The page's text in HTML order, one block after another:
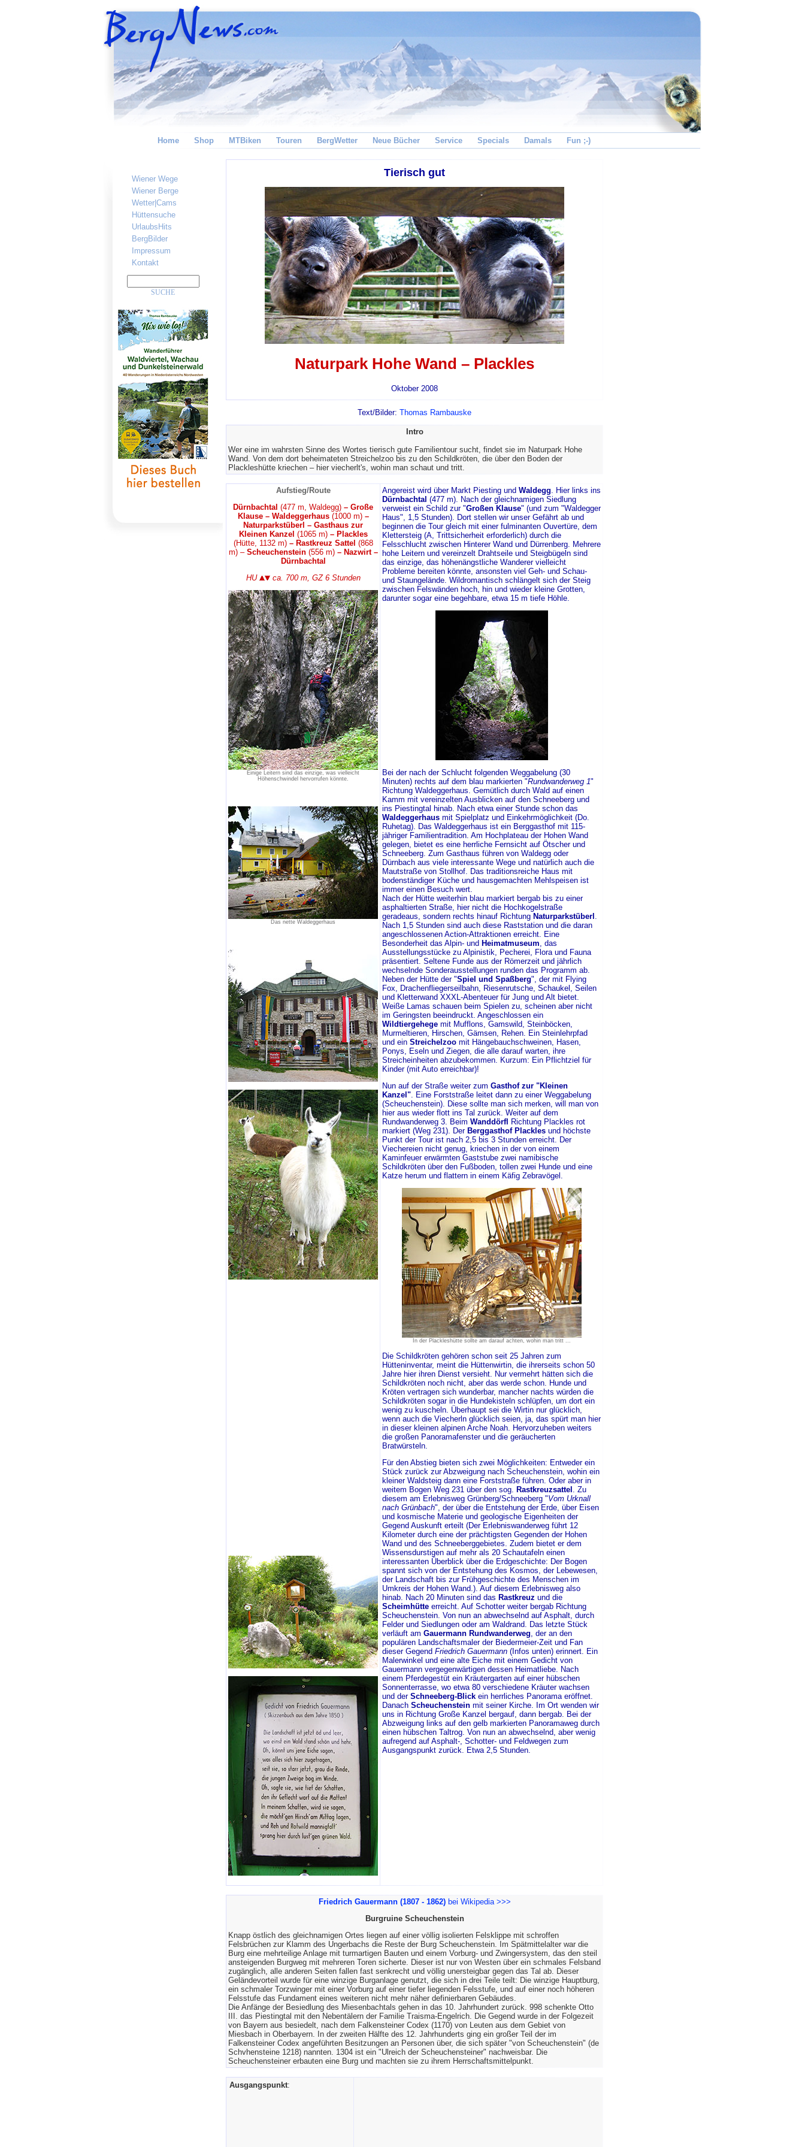
Home Shop MTBiken Touren BergWetter Neue Bücher Service Specials Damals Fun ;-)
Wiener Wege
Wiener Berge
Wetter|Cams
Hüttensuche
UrlaubsHits
BergBilder
Impressum
Kontakt
Tierisch gut
Naturpark Hohe Wand – Plackles
Oktober 2008
Text/Bilder: Thomas Rambauske
Intro
Wer eine im wahrsten Sinne des Wortes tierisch gute Familientour sucht, findet sie im Naturpark Hohe
Wand. Von dem dort beheimateten Streichelzoo bis zu den Schildkröten, die über den Boden der
Plackleshütte kriechen – hier viecherlt's, wohin man schaut und tritt.
Aufstieg/Route
Dürnbachtal (477 m, Waldegg) – Große
Klause – Waldeggerhaus (1000 m)–
Naturparkstüberl – Gasthaus zur
Kleinen Kanzel (1065 m) – Plackles
(Hütte, 1132 m)– Rastkreuz Sattel (868
m) – Scheuchenstein(556 m)– Nazwirt –
Dürnbachtal
HU
ca. 700 m, GZ 6 Stunden
Einige Leitern sind das einzige, was vielleicht
Höhenschwindel hervorrufen könnte.
Das nette Waldeggerhaus
Angereist wird über Markt Piesting und Waldegg. Hier links ins
Dürnbachtal (477 m). Nach der gleichnamigen Siedlung
verweist ein Schild zur "Großen Klause" (und zum "Waldegger
Haus", 1,5 Stunden). Dort stellen wir unser Gefährt ab und
beginnen die Tour gleich mit einer fulminanten Ouvertüre, dem
Klettersteig (A, Trittsicherheit erforderlich) durch die
Felsschlucht zwischen Hinterer Wand und Dürrenberg. Mehrere
hohe Leitern und vereinzelt Drahtseile und Steigbügeln sind
das einzige, das höhenängstliche Wanderer vielleicht
Probleme bereiten könnte, ansonsten viel Geh- und Schau-
und Staungelände. Wildromantisch schlängelt sich der Steig
zwischen Felswänden hoch, hin und wieder kleine Grotten,
darunter sogar eine begehbare, etwa 15 m tiefe Höhle.
Bei der nach der Schlucht folgenden Weggabelung (30
Minuten) rechts auf dem blau markierten "Rundwanderweg 1"
Richtung Waldeggerhaus. Gemütlich durch Wald auf einen
Kamm mit vereinzelten Ausblicken auf den Schneeberg und
ins Piestingtal hinab. Nach etwa einer Stunde schon das
Waldeggerhaus mit Spielplatz und Einkehrmöglichkeit (Do.
Ruhetag). Das Waldeggerhaus ist ein Berggasthof mit 115-
jähriger Familientradition. Am Hochplateau der Hohen Wand
gelegen, bietet es eine herrliche Fernsicht auf Ötscher und
Schneeberg. Zum Gasthaus führen von Waldegg oder
Dürnbach aus viele interessante Wege und natürlich auch die
Mautstraße von Stollhof. Das traditionsreiche Haus mit
bodenständiger Küche und hausgemachten Mehlspeisen ist
immer einen Besuch wert.
Nach der Hütte weiterhin blau markiert bergab bis zu einer
asphaltierten Straße, hier nicht die Hochkogelstraße
geradeaus, sondern rechts hinauf Richtung Naturparkstüberl .
Nach 1,5 Stunden sind auch diese Raststation und die daran
angeschlossenen Action-Attraktionen erreicht. Eine
Besonderheit das Alpin- und Heimatmuseum, das
Ausstellungsstücke zu Alpinistik, Pecherei, Flora und Fauna
präsentiert. Seltene Funde aus der Römerzeit und jährlich
wechselnde Sonderausstellungen runden das Programm ab.
Neben der Hütte der "Spiel und Spaßberg", der mit Flying
Fox, Drachenfliegerseilbahn, Riesenrutsche, Schaukel, Seilen
und Kletterwand XXXL-Abenteuer für Jung und Alt bietet.
Weiße Lamas schauen beim Spielen zu, scheinen aber nicht
im Geringsten beeindruckt. Angeschlossen ein
Wildtiergehege mit Mufflons, Gamswild, Steinböcken,
Murmeltieren, Hirschen, Gämsen, Rehen. Ein Steinlehrpfad
und ein Streichelzoo mit Hängebauchschweinen, Hasen,
Ponys, Eseln und Ziegen, die alle darauf warten, ihre
Streicheinheiten abzubekommen. Kurzum: Ein Pflichtziel für
Kinder (mit Auto erreichbar)!
Nun auf der Straße weiter zum Gasthof zur "Kleinen
Kanzel". Eine Forststraße leitet dann zu einer Weggabelung
(Scheuchenstein). Diese sollte man sich merken, will man von
hier aus wieder flott ins Tal zurück. Weiter auf dem
Rundwanderweg 3. Beim Wanddörfl Richtung Plackles rot
markiert (Weg 231). Der Berggasthof Plackles und höchste
Punkt der Tour ist nach 2,5 bis 3 Stunden erreicht. Der
Viechereien nicht genug, kriechen in der von einem
Kaminfeuer erwärmten Gaststube zwei namibische
Schildkröten über den Fußboden, tollen zwei Hunde und eine
Katze herum und flattern in einem Käfig Zebravögel.
In der Plackleshütte sollte am darauf achten, wohin man tritt ...
Die Schildkröten gehören schon seit 25 Jahren zum
Hütteninventar, meint die Hüttenwirtin, die ihrerseits schon 50
Jahre hier ihren Dienst versieht. Nur vermehrt hätten sich die
Schildkröten noch nicht, aber das werde schon. Hunde und
Kröten vertragen sich wunderbar, mancher nachts würden die
Schildkröten sogar in die Hundekisteln schlüpfen, um dort ein
wenig zu kuscheln. Überhaupt sei die Wirtin nur glücklich,
wenn auch die Viecherln glücklich seien, ja, das spürt man hier
in dieser kleinen alpinen Arche Noah. Hervorzuheben weiters
die großen Panoramafenster und die geräucherten
Bratwürsteln.
Für den Abstieg bieten sich zwei Möglichkeiten: Entweder ein
Stück zurück zur Abzweigung nach Scheuchenstein, wohin ein
kleiner Waldsteig dann eine Forststraße führen. Oder aber in
weitem Bogen Weg 231 über den sog. Rastkreuzsattel . Zu
diesem am Erlebnisweg Grünberg/Schneeberg "Vom Urknall
nach Grünbach", der über die Entstehung der Erde, über Eisen
und kosmische Materie und geologische Eigenheiten der
Gegend Auskunft erteilt (Der Erlebniswanderweg führt 12
Kilometer durch eine der prächtigsten Gegenden der Hohen
Wand und des Schneeberggebietes. Zudem bietet er dem
Wissensdurstigen auf mehr als 20 Schautafeln einen
interessanten Überblick über die Erdgeschichte: Der Bogen
spannt sich von der Entstehung des Kosmos, der Lebewesen,
der Landschaft bis zur Frühgeschichte des Menschen im
Umkreis der Hohen Wand.). Auf diesem Erlebnisweg also
hinab. Nach 20 Minuten sind das Rastkreuz und die
Scheimhütte erreicht. Auf Schotter weiter bergab Richtung
Scheuchenstein. Von nun an abwechselnd auf Asphalt, durch
Felder und Siedlungen oder am Waldrand. Das letzte Stück
verläuft am Gauermann Rundwanderweg, der an den
populären Landschaftsmaler der Biedermeier-Zeit und Fan
dieser Gegend Friedrich Gauermann (Infos unten) erinnert. Ein
Malerwinkel und eine alte Eiche mit einem Gedicht von
Gauermann vergegenwärtigen dessen Heimatliebe. Nach
einem Pferdegestüt ein Kräutergarten auf einer hübschen
Sonnenterrasse, wo etwa 80 verschiedene Kräuter wachsen
und der Schneeberg-Blick ein herrliches Panorama eröffnet.
Danach Scheuchenstein mit seiner Kirche. Im Ort wenden wir
uns in Richtung Große Kanzel bergauf, dann bergab. Bei der
Abzweigung links auf den gelb markierten Panoramaweg durch
einen hübschen Taltrog. Von nun an abwechselnd, aber wenig
aufregend auf Asphalt-, Schotter- und Feldwegen zum
Ausgangspunkt zurück. Etwa 2,5 Stunden.
Friedrich Gauermann (1807 - 1862)bei Wikipedia>>>
Burgruine Scheuchenstein
Knapp östlich des gleichnamigen Ortes liegen auf einer völlig isolierten Felsklippe mit schroffen
Felsbrüchen zur Klamm des Ungerbachs die Reste der Burg Scheuchenstein. Im Spätmittelalter war die
Burg eine mehrteilige Anlage mit turmartigen Bauten und einem Vorburg- und Zwingersystem, das den steil
ansteigenden Burgweg mit mehreren Toren sicherte. Dieser ist nur von Westen über ein schmales Felsband
zugänglich, alle anderen Seiten fallen fast senkrecht und völlig unersteigbar gegen das Tal ab. Dieser
Geländevorteil wurde für eine winzige Burganlage genutzt, die sich in drei Teile teilt: Die winzige Hauptburg,
ein schmaler Torzwinger mit einer Vorburg auf einer tiefer liegenden Felsstufe, und auf einer noch höheren
Felsstufe das Fundament eines weiteren nicht mehr näher definierbaren Gebäudes.
Die Anfänge der Besiedlung des Miesenbachtals gehen in das 10. Jahrhundert zurück. 998 schenkte Otto
III. das Piestingtal mit den Nebentälern der Familie Traisma-Engelrich. Die Gegend wurde in der Folgezeit
von Bayern aus besiedelt, nach dem Falkensteiner Codex (1170) von Leuten aus dem Gebiet von
Miesbach in Oberbayern. In der zweiten Hälfte des 12. Jahrhunderts ging ein großer Teil der im
Falkensteiner Codex angeführten Besitzungen an Personen über, die sich später "von Scheuchenstein" (de
Schvhensteine 1218) nannten. 1304 ist ein "Ulreich der Scheuchensteiner" nachweisbar. Die
Scheuchensteiner erbauten eine Burg und machten sie zu ihrem Herrschaftsmittelpunkt.
Ausgangspunkt: